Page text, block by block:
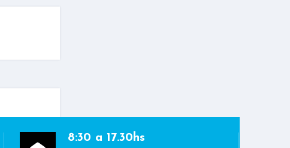
8:30 a 17.30hs